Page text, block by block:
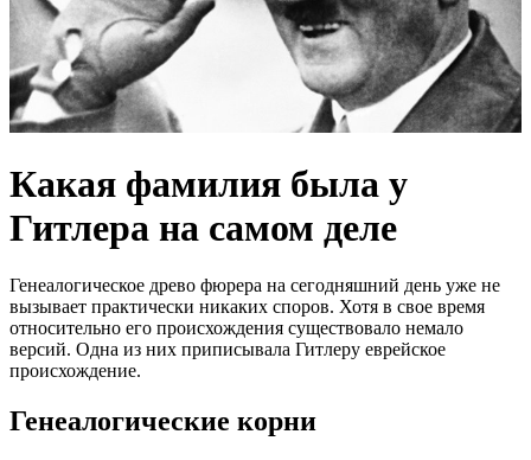
Какая фамилия была у
Гитлера на самом деле
Генеалогическое древо фюрера на сегодняшний день уже не
вызывает практически никаких споров. Хотя в свое время
относительно его происхождения существовало немало
версий. Одна из них приписывала Гитлеру еврейское
происхождение.
Генеалогические корни